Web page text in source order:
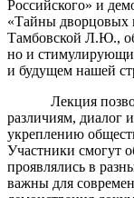
Российского» и
«Тайны дворцовых
Тамбовской Л.Ю.,
но и
и будущем нашей
Лекция
различиям, диалог
укреплению
Участники смогут
проявлялись в
важны для